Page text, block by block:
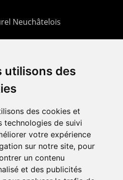
utilisons des
des cookies et
technologies de suivi
votre expérience
sur notre site, pour
un contenu
et des publicités
Neuchâtelois
725 03 03
05